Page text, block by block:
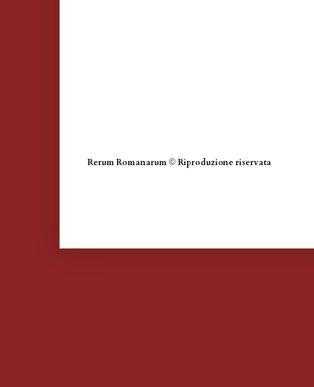
Rerum Romanarum © Riproduzione riservata